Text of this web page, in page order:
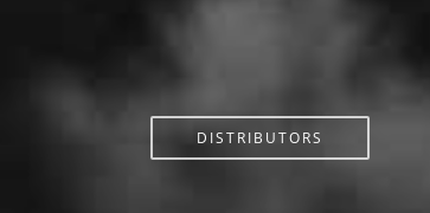
DISTRIBUTORS